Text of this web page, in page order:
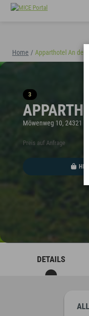
Home / Apparthotel An der
3
Möwenweg 10, 24321
Preis auf Anfrage
DETAILS